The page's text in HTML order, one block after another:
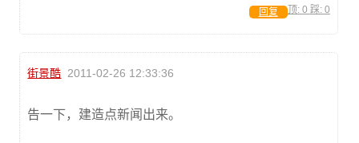
顶: 0 踩: 0
回复
街景酷 2011-02-26 12:33:36
告一下，建造点新闻出来。